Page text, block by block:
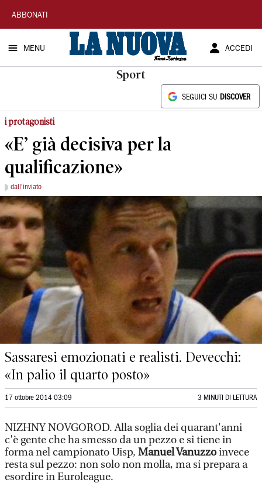
La
Nuova
Sardegna
ABBONATI
MENU ACCEDI
Sport
SEGUICI SU DISCOVER
i protagonisti
«E’ già decisiva per la
qualificazione»
dall'inviato
Sassaresi emozionati e realisti. Devecchi:
«In palio il quarto posto»
17 ottobre 2014 03:09 3 MINUTI DI LETTURA
NIZHNY NOVGOROD. Alla soglia dei quarant'anni
c'è gente che ha smesso da un pezzo e si tiene in
forma nel campionato Uisp, Manuel Vanuzzoinvece
resta sul pezzo: non solo non molla, ma si prepara a
esordire in Euroleague.